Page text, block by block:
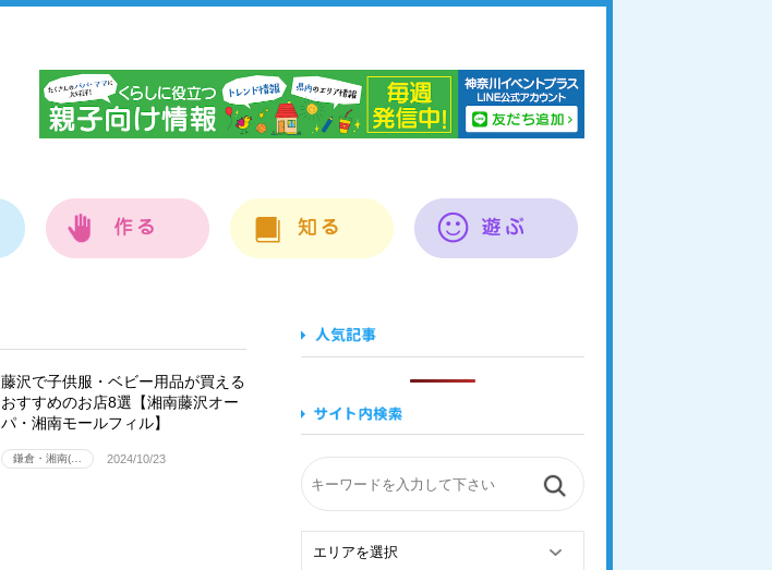
藤沢で子供服・ベビー用品が買える
おすすめのお店8選【湘南藤沢オー
パ・湘南モールフィル】
鎌倉・湘南(… 2024/10/23